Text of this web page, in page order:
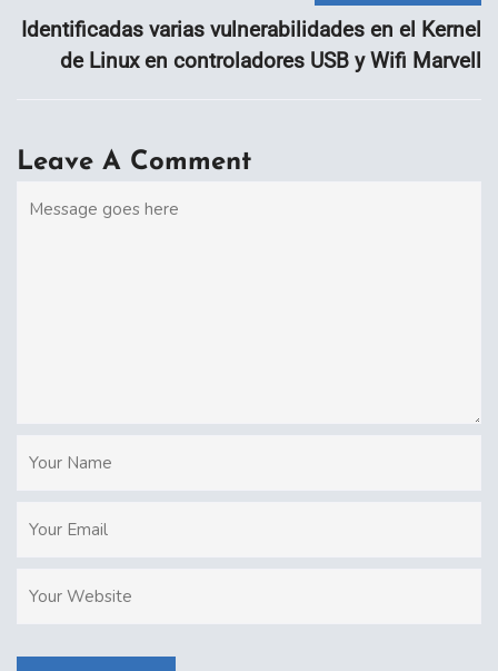
Identificadas varias vulnerabilidades en el Kernel
de Linux en controladores USB y Wifi Marvell
Leave A Comment